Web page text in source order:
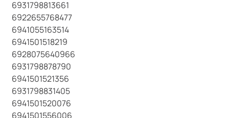
6931798813661
6922655768477
6941055163514
6941501518219
6928075640966
6931798878790
6941501521356
6931798831405
6941501520076
6941501556006